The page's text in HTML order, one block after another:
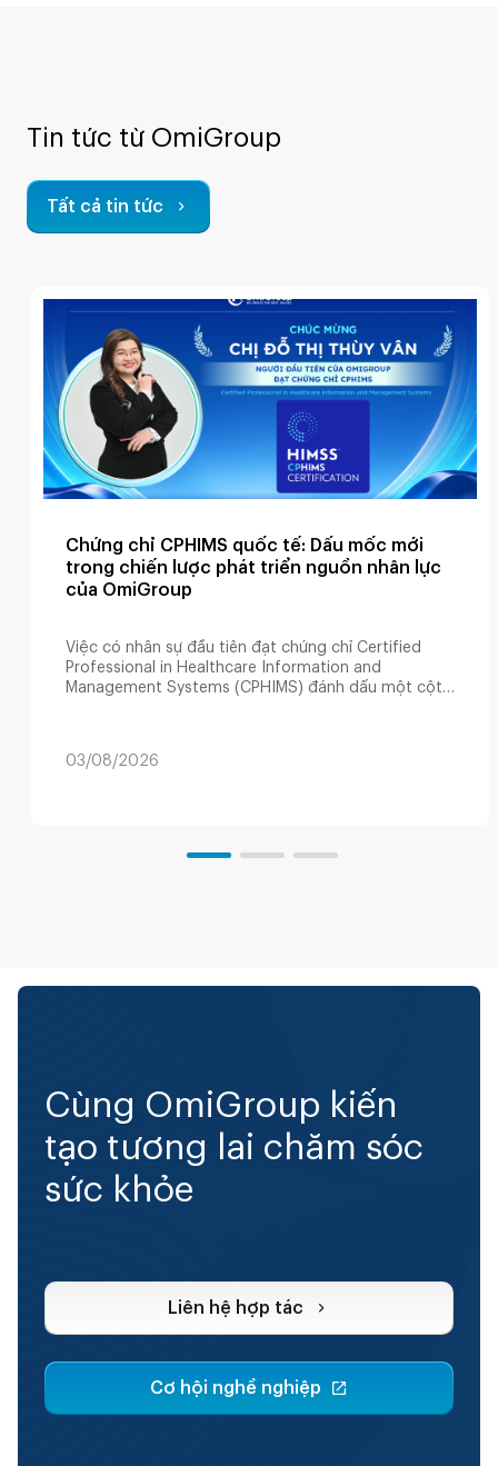
Tin tức từ OmiGroup
Tất cả tin tức
Chứng chỉ CPHIMS quốc tế: Dấu mốc mới
trong chiến lược phát triển nguồn nhân lực
của OmiGroup
Việc có nhân sự đầu tiên đạt chứng chỉ Certified
Professional in Healthcare Information and
Management Systems (CPHIMS) đánh dấu một cột
03/08/2026
Cùng OmiGroup kiến
tạo tương lai chăm sóc
sức khỏe
Liên hệ hợp tác
Cơ hội nghề nghiệp